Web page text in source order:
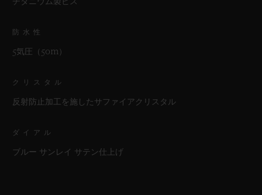
防水性
5気圧（50m）
クリスタル
反射防止加工を施したサファイアクリスタル
ダイアル
ブルー サンレイ サテン仕上げ